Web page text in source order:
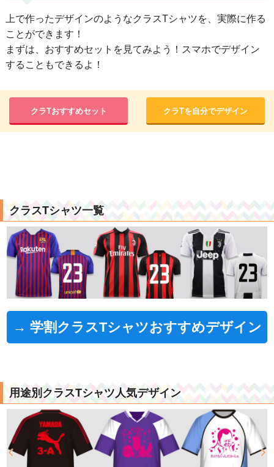
上で作ったデザインのようなクラスTシャツを、実際に作る
ことができます！
まずは、おすすめセットを見てみよう！スマホでデザイン
することもできるよ！
クラTおすすめセット クラTを自分でデザイン
クラスTシャツ一覧
→ 学割クラスTシャツおすすめデザイン
用途別クラスTシャツ人気デザイン